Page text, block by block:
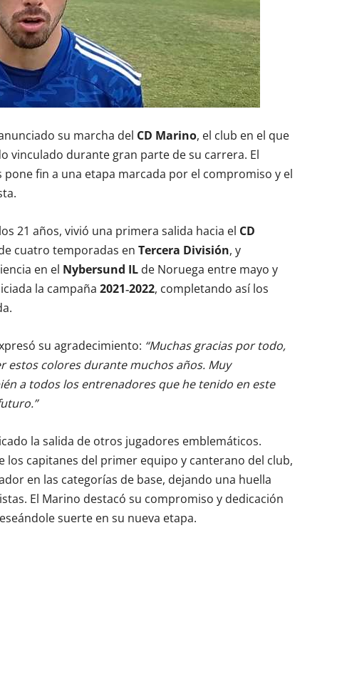
su marcha del CD Marino, el club en el que
vinculado durante gran parte de su carrera. El
fin a una etapa marcada por el compromiso y el
21 años, vivió una primera salida hacia el CD
cuatro temporadas en Tercera División, y
en el Nybersund IL de Noruega entre mayo y
la campaña 2021‑2022, completando así los
su agradecimiento: “Muchas gracias por todo,
estos colores durante muchos años. Muy
a todos los entrenadores que he tenido en este
la salida de otros jugadores emblemáticos.
los capitanes del primer equipo y canterano del club,
en las categorías de base, dejando una huella
El Marino destacó su compromiso y dedicación
suerte en su nueva etapa.